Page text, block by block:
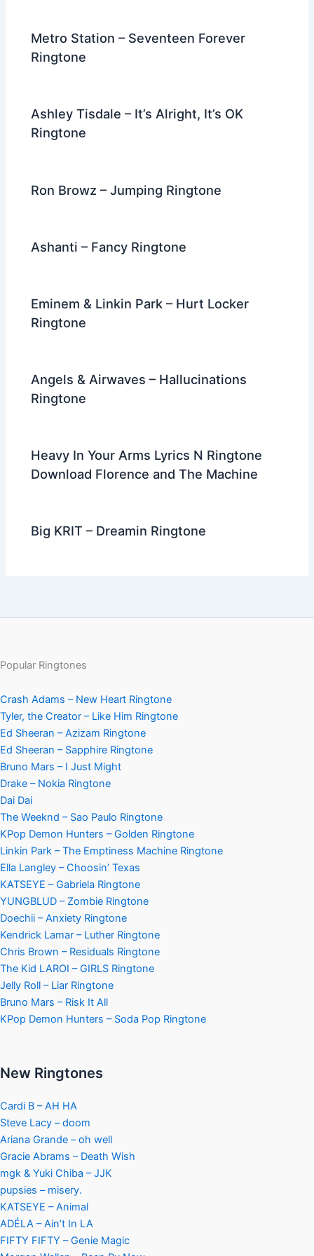
Metro Station – Seventeen Forever
Ringtone
Ashley Tisdale – It’s Alright, It’s OK
Ringtone
Ron Browz – Jumping Ringtone
Ashanti – Fancy Ringtone
Eminem & Linkin Park – Hurt Locker
Ringtone
Angels & Airwaves – Hallucinations
Ringtone
Heavy In Your Arms Lyrics N Ringtone
Download Florence and The Machine
Big KRIT – Dreamin Ringtone
Popular Ringtones
Crash Adams – New Heart Ringtone
Tyler, the Creator – Like Him Ringtone
Ed Sheeran – Azizam Ringtone
Ed Sheeran – Sapphire Ringtone
Bruno Mars – I Just Might
Drake – Nokia Ringtone
Dai Dai
The Weeknd – Sao Paulo Ringtone
KPop Demon Hunters – Golden Ringtone
Linkin Park – The Emptiness Machine Ringtone
Ella Langley – Choosin’ Texas
KATSEYE – Gabriela Ringtone
YUNGBLUD – Zombie Ringtone
Doechii – Anxiety Ringtone
Kendrick Lamar – Luther Ringtone
Chris Brown – Residuals Ringtone
The Kid LAROI – GIRLS Ringtone
Jelly Roll – Liar Ringtone
Bruno Mars – Risk It All
KPop Demon Hunters – Soda Pop Ringtone
New Ringtones
Cardi B – AH HA
Steve Lacy – doom
Ariana Grande – oh well
Gracie Abrams – Death Wish
mgk & Yuki Chiba – JJK
pupsies – misery.
KATSEYE – Animal
ADÉLA – Ain’t In LA
FIFTY FIFTY – Genie Magic